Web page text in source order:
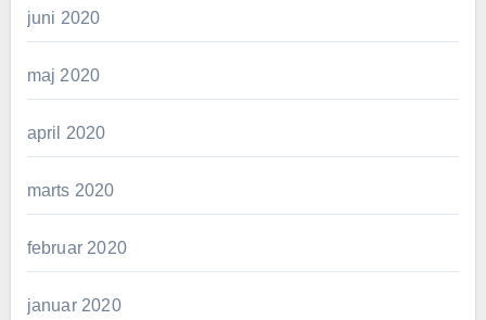
juni 2020
maj 2020
april 2020
marts 2020
februar 2020
januar 2020